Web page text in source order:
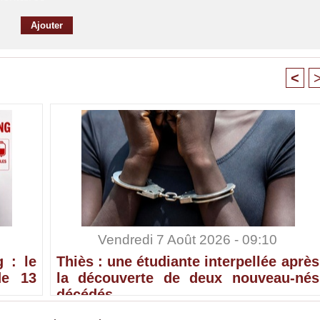
<
: le
13
Vendredi 7 Août 2026 - 09:10
Thiès : une étudiante interpellée après
la découverte de deux nouveau-nés
décédés